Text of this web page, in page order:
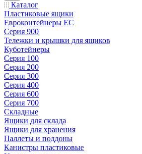
Каталог
Пластиковые ящики
Евроконтейнеры ЕС
Серия 900
Тележки и крышки для ящиков
Куботейнеры
Серия 100
Серия 200
Серия 300
Серия 400
Серия 600
Серия 700
Складные
Ящики для склада
Ящики для хранения
Паллеты и поддоны
Канистры пластиковые